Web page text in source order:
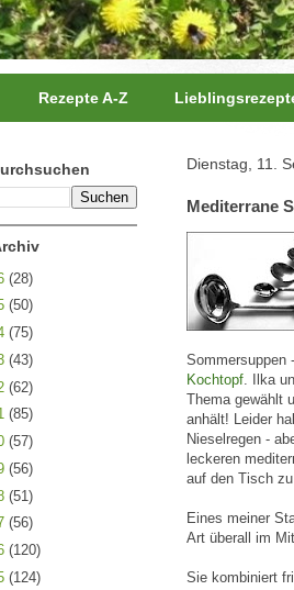
Rezepte A-Z
Dienstag, 11.
Mediterrane
Sommersuppen
Kochtopf. Ilka
Thema gewählt
anhält! Leider
Nieselregen -
leckeren
auf den Tisch
Eines meiner
Art überall im
Sie kombiniert
(28)
(50)
(75)
(43)
(62)
(85)
(57)
(56)
(51)
(56)
(120)
(124)